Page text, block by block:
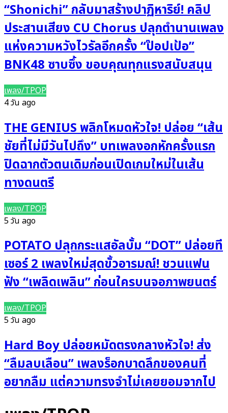
“Shonichi” กลับมาสร้างปาฏิหาริย์! คลิป
ประสานเสียง CU Chorus ปลุกตำนานเพลง
แห่งความหวังไวรัลอีกครั้ง “ป๊อปเป้อ”
BNK48 ซาบซึ้ง ขอบคุณทุกแรงสนับสนุน
เพลง/TPOP
4 วัน ago
THE GENIUS พลิกโหมดหัวใจ! ปล่อย “เส้น
ชัยที่ไม่มีวันไปถึง” บทเพลงอกหักครั้งแรก
ปิดฉากตัวตนเดิมก่อนเปิดเกมใหม่ในเส้น
ทางดนตรี
เพลง/TPOP
5 วัน ago
POTATO ปลุกกระแสอัลบั้ม “DOT” ปล่อยที
เซอร์ 2 เพลงใหม่สุดขั้วอารมณ์! ชวนแฟน
ฟัง “เพลิดเพลิน” ก่อนใครบนจอภาพยนตร์
เพลง/TPOP
5 วัน ago
Hard Boy ปล่อยหมัดตรงกลางหัวใจ! ส่ง
“ลืมลบเลือน” เพลงร็อกบาดลึกของคนที่
อยากลืม แต่ความทรงจำไม่เคยยอมจากไป